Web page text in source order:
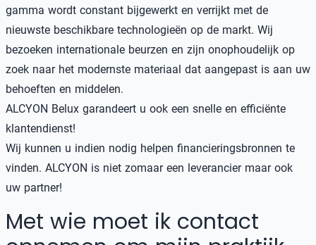
gamma wordt constant bijgewerkt en verrijkt met de
nieuwste beschikbare technologieën op de markt. Wij
bezoeken internationale beurzen en zijn onophoudelijk op
zoek naar het modernste materiaal dat aangepast is aan uw
behoeften en middelen.
ALCYON Belux garandeert u ook een snelle en efficiënte
klantendienst!
Wij kunnen u indien nodig helpen financieringsbronnen te
vinden. ALCYON is niet zomaar een leverancier maar ook
uw partner!
Met wie moet ik contact